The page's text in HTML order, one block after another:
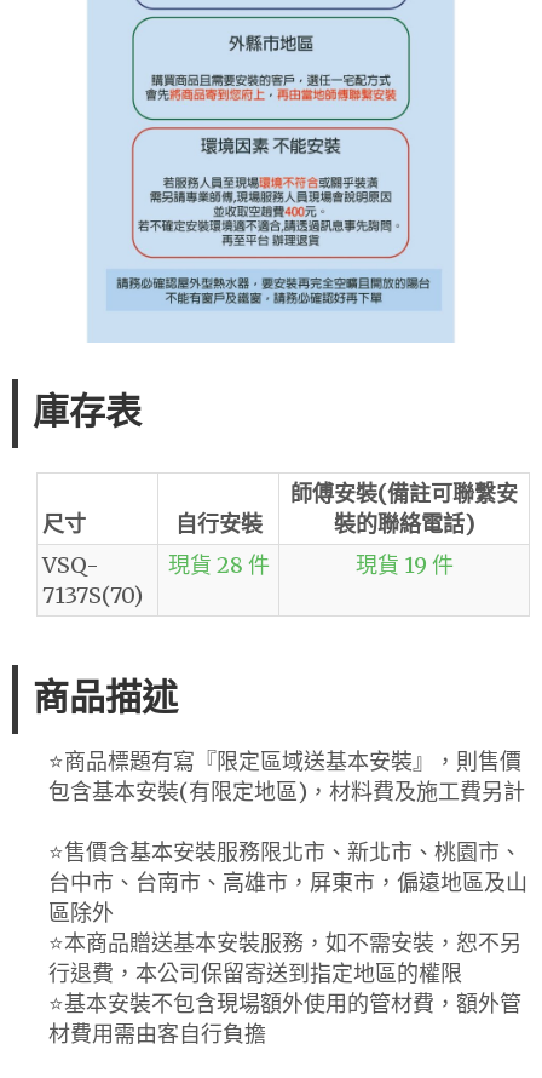
庫存表
尺寸 自行安裝
師傅安裝(備註可聯繫安
裝的聯絡電話)
VSQ-
7137S(70)
現貨 28 件 現貨 19 件
商品描述
⭐️商品標題有寫『限定區域送基本安裝』，則售價
包含基本安裝(有限定地區)，材料費及施工費另計
⭐️售價含基本安裝服務限北市、新北市、桃園市、
台中市、台南市、高雄市，屏東市，偏遠地區及山
區除外
⭐️本商品贈送基本安裝服務，如不需安裝，恕不另
行退費，本公司保留寄送到指定地區的權限
⭐️基本安裝不包含現場額外使用的管材費，額外管
材費用需由客自行負擔